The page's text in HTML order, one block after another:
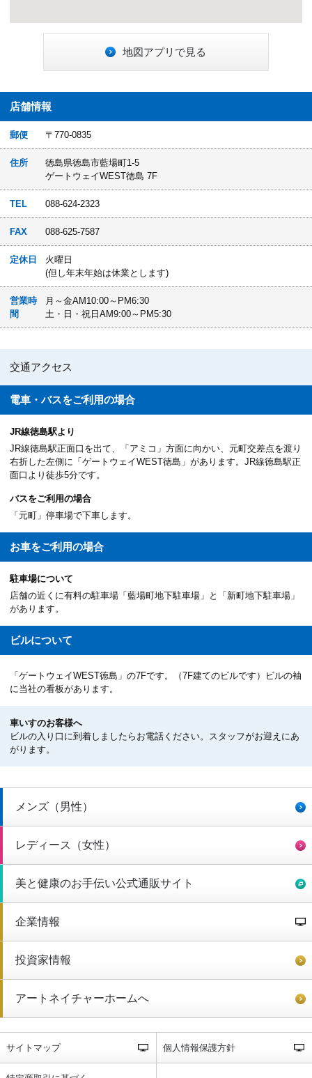
地図アプリで見る
店舗情報
郵便 〒770-0835
住所
徳島県徳島市藍場町1-5
ゲートウェイWEST徳島 7F
TEL 088-624-2323
FAX 088-625-7587
定休日
火曜日
(但し年末年始は休業とします)
営業時
間
月～金AM10:00～PM6:30
土・日・祝日AM9:00～PM5:30
交通アクセス
電車・バスをご利用の場合
JR線徳島駅より
JR線徳島駅正面口を出て、「アミコ」方面に向かい、元町交差点を渡り
右折した左側に「ゲートウェイWEST徳島」があります。JR線徳島駅正
面口より徒歩5分です。
バスをご利用の場合
「元町」停車場で下車します。
お車をご利用の場合
駐車場について
店舗の近くに有料の駐車場「藍場町地下駐車場」と「新町地下駐車場」
があります。
ビルについて
「ゲートウェイWEST徳島」の7Fです。（7F建てのビルです）ビルの袖
に当社の看板があります。
車いすのお客様へ
ビルの入り口に到着しましたらお電話ください。スタッフがお迎えにあ
がります。
メンズ（男性）
レディース（女性）
美と健康のお手伝い公式通販サイト
企業情報
投資家情報
アートネイチャーホームへ
サイトマップ 個人情報保護方針